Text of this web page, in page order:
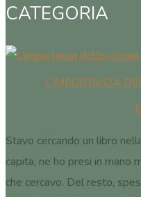
CATEGORIA
L’IMPORTANZA
Stavo cercando un libro
capita, ne ho presi in mano
che cercavo. Del resto,